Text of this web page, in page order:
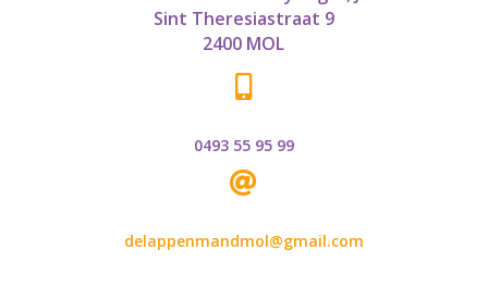
Sint Theresiastraat 9
2400 MOL
0493 55 95 99

delappenmandmol@gmail.com